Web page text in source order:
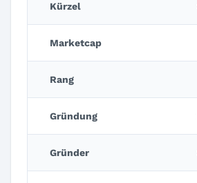
Kürzel
Marketcap
Rang
Gründung
Gründer